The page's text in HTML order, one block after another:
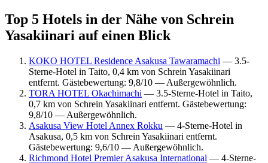
Top 5 Hotels in der Nähe von Schrein
Yasakiinari auf einen Blick
KOKO HOTEL Residence Asakusa Tawaramachi — 3.5-
Sterne-Hotel in Taito, 0,4 km von Schrein Yasakiinari
entfernt. Gästebewertung: 9,8/10 — Außergewöhnlich.
TORA HOTEL Okachimachi — 3.5-Sterne-Hotel in Taito,
0,7 km von Schrein Yasakiinari entfernt. Gästebewertung:
9,8/10 — Außergewöhnlich.
Asakusa View Hotel Annex Rokku — 4-Sterne-Hotel in
Asakusa, 0,5 km von Schrein Yasakiinari entfernt.
Gästebewertung: 9,6/10 — Außergewöhnlich.
Richmond Hotel Premier Asakusa International — 4-Sterne-